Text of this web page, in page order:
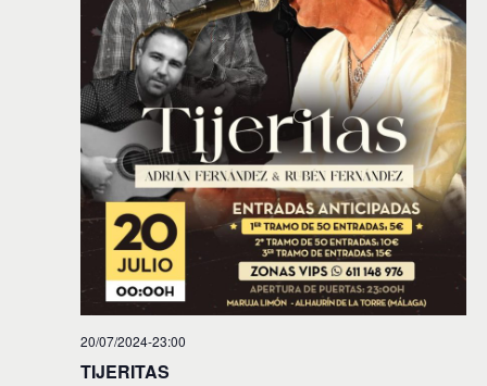
20/07/2024-23:00
TIJERITAS